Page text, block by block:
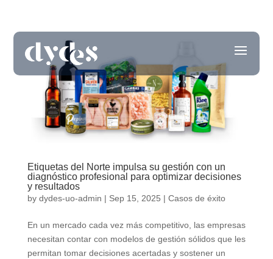
Etiquetas del Norte impulsa su gestión con un
diagnóstico profesional para optimizar decisiones
y resultados
by dydes-uo-admin | Sep 15, 2025 | Casos de éxito
En un mercado cada vez más competitivo, las empresas
necesitan contar con modelos de gestión sólidos que les
permitan tomar decisiones acertadas y sostener un